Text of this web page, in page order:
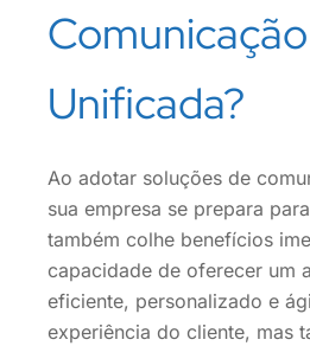
Comunicação
Unificada?
Ao adotar soluções de
sua empresa se prepara
também colhe benefícios
capacidade de oferecer um
eficiente, personalizado e
experiência do cliente, mas